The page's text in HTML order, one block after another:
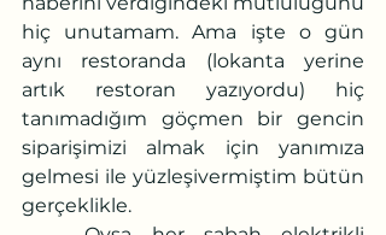
hiç unutamam. Ama işte o gün
aynı restoranda (lokanta yerine
artık restoran yazıyordu) hiç
tanımadığım göçmen bir gencin
siparişimizi almak için yanımıza
gelmesi ile yüzleşivermiştim bütün
gerçeklikle.